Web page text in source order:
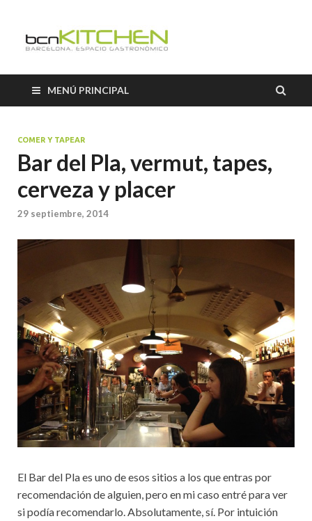
MENÚ PRINCIPAL
COMER Y TAPEAR
Bar del Pla, vermut, tapes,
cerveza y placer
29 septiembre, 2014
El Bar del Pla es uno de esos sitios a los que entras por
recomendación de alguien, pero en mi caso entré para ver
si podía recomendarlo. Absolutamente, sí. Por intuición